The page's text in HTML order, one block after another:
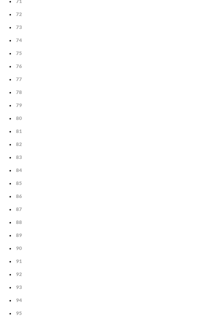
71
72
73
74
75
76
77
78
79
80
81
82
83
84
85
86
87
88
89
90
91
92
93
94
95